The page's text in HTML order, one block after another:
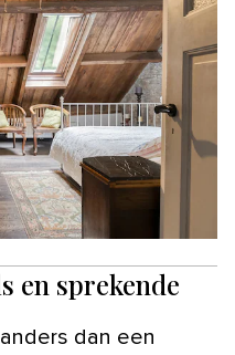
en sprekende
dan een